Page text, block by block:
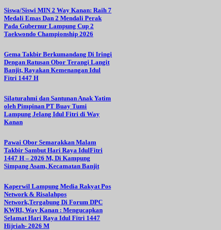
Siswa/Siswi MIN 2 Way Kanan: Raih 7
Medali Emas Dan 2 Mendali Perak
Pada Gubernur Lampung Cup 2
Taekwondo Championship 2026
Gema Takbir Berkumandang Di Iringi
Dengan Ratusan Obor Terangi Langit
Banjit, Rayakan Kemenangan Idul
Fitri 1447 H
Silaturahmi dan Santunan Anak Yatim
oleh Pimpinan PT Buay Tumi
Lampung Jelang Idul Fitri di Way
Kanan
Pawai Obor Semarakkan Malam
Takbir Sambut Hari Raya IdulFitri
1447 H – 2026 M, Di Kampung
Simpang Asam, Kecamatan Banjit
Kaperwil Lampung Media Rakyat Pos
Network & Risalahpos
Network,Tergabung Di Forum DPC
KWRI, Way Kanan : Mengucapkan
Selamat Hari Raya Idul Fitri 1447
Hijriah- 2026 M